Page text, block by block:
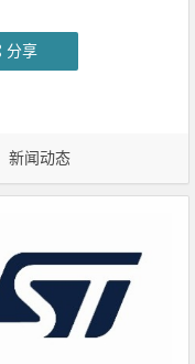
分享
新闻动态